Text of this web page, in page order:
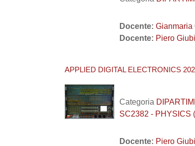
Docente: Gianmaria
Docente: Piero
APPLIED DIGITAL ELECTRONICS
Categoria
SC2382 - PHYSICS
Docente: Piero